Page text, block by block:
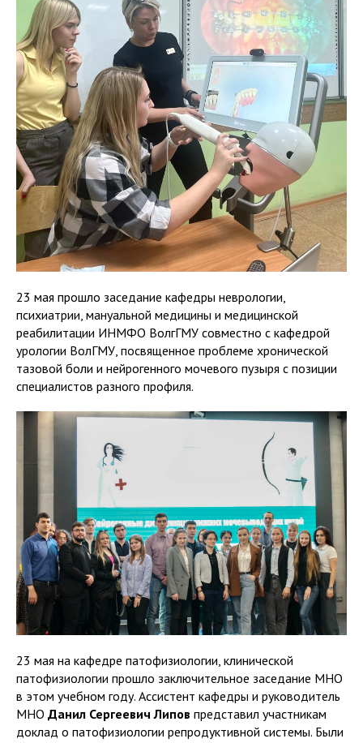
23 мая прошло заседание кафедры неврологии,
психиатрии, мануальной медицины и медицинской
реабилитации ИНМФО ВолгГМУ совместно с кафедрой
урологии ВолГМУ, посвященное проблеме хронической
тазовой боли и нейрогенного мочевого пузыря с позиции
специалистов разного профиля.
23 мая на кафедре патофизиологии, клинической
патофизиологии прошло заключительное заседание МНО
в этом учебном году. Ассистент кафедры и руководитель
МНО Данил Сергеевич Липов представил участникам
доклад о патофизиологии репродуктивной системы. Были